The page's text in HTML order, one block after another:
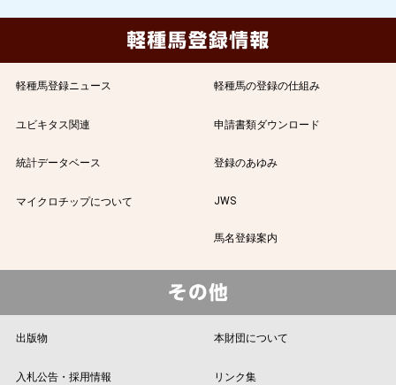
軽種馬登録ニュース 軽種馬の登録の仕組み
ユビキタス関連 申請書類ダウンロード
統計データベース 登録のあゆみ
マイクロチップについて JWS
馬名登録案内
出版物 本財団について
入札公告・採用情報 リンク集